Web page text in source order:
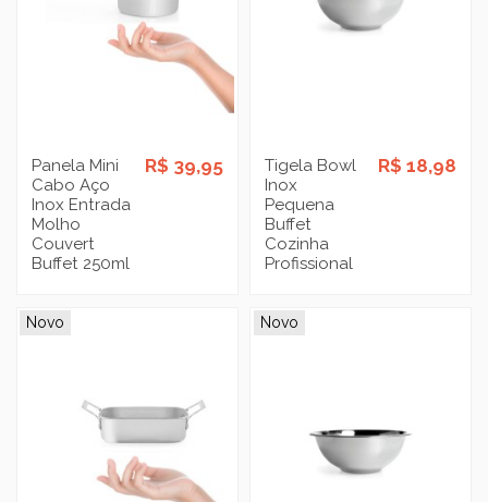
Panela Mini
Cabo Aço
Inox Entrada
Molho
Couvert
Buffet 250ml
R$ 39,95
Tigela Bowl
Inox
Pequena
Buffet
Cozinha
Profissional
R$ 18,98
Novo Novo